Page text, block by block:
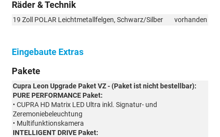
Räder & Technik
19 Zoll POLAR Leichtmetallfelgen, Schwarz/Silber vorhanden
Eingebaute Extras
Pakete
Cupra Leon Upgrade Paket VZ - (Paket ist nicht bestellbar):
PURE PERFORMANCE Paket:
• CUPRA HD Matrix LED Ultra inkl. Signatur- und
Zeremoniebeleuchtung
• Multifunktionskamera
INTELLIGENT DRIVE Paket: